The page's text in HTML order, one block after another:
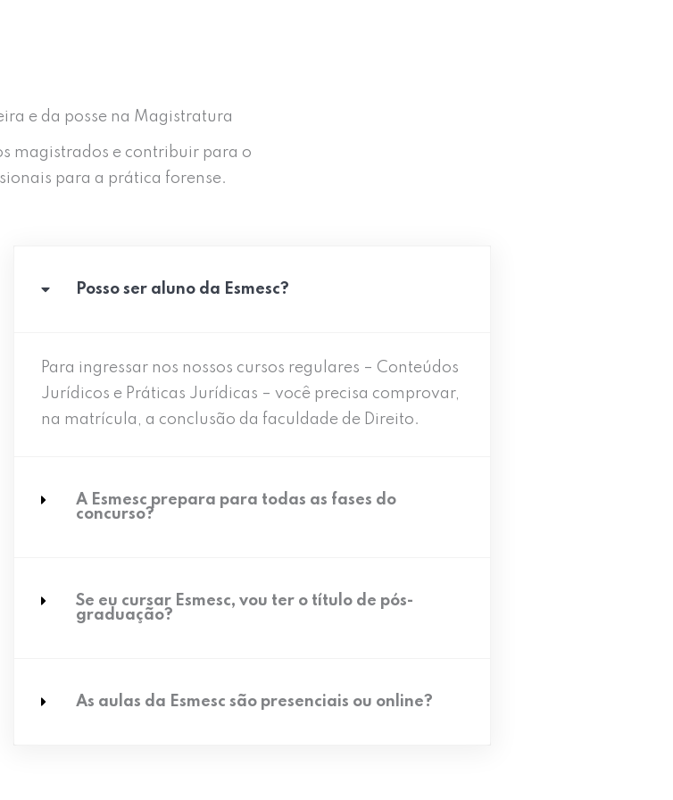
e da posse na Magistratura
magistrados e contribuir para o
para a prática forense.
Posso ser aluno da Esmesc?
Para ingressar nos nossos cursos regulares – Conteúdos
Jurídicos e Práticas Jurídicas – você precisa comprovar,
na matrícula, a conclusão da faculdade de Direito.
A Esmesc prepara para todas as fases do
concurso?
Se eu cursar Esmesc, vou ter o título de pós-
graduação?
As aulas da Esmesc são presenciais ou online?